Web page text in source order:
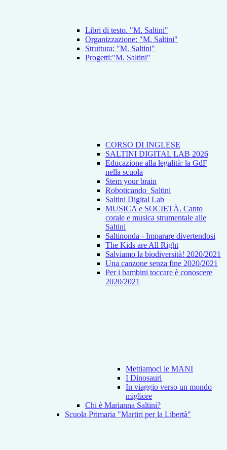
Libri di testo. "M. Saltini"
Organizzazione: "M. Saltini"
Struttura: "M. Saltini"
Progetti:"M. Saltini"
CORSO DI INGLESE
SALTINI DIGITAL LAB 2026
Educazione alla legalità: la GdF
nella scuola
Stem your brain
Roboticando_Saltini
Saltini Digital Lab
MUSICA e SOCIETÀ. Canto
corale e musica strumentale alle
Saltini
Saltinonda - Imparare divertendosi
The Kids are All Right
Salviamo la biodiversità! 2020/2021
Una canzone senza fine 2020/2021
Per i bambini toccare è conoscere
2020/2021
Mettiamoci le MANI
I Dinosauri
In viaggio verso un mondo
migliore
Chi è Marianna Saltini?
Scuola Primaria "Martiri per la Libertà"